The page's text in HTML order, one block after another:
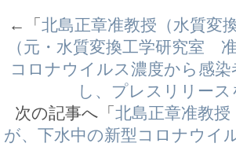
←「 北島正章准教授（水質変
（元・水質変換工学研究室
コロナウイルス濃度から感
し、プレスリリース
次の記事へ「 北島正章准教
が、下水中の新型コロナウイ